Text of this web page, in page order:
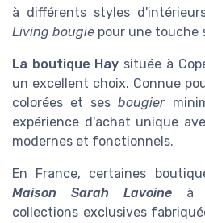
à différents styles
Living bougie pour une touche
La boutique Hay située à
un excellent choix. Connue
colorées et sesbougier
expérience d'achat unique
modernes et fonctionnels.
En France, certaines
Maison Sarah Lavoineà
collections exclusives